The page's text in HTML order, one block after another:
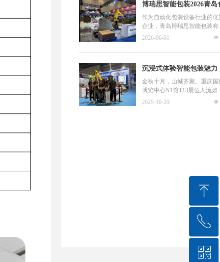
装方案亮相6馆A10展位。展
间，博瑞思展位上设备全程实
运行，以真实的生产状态向观
动化包装过程，吸引了大量专
行业客户的广泛关注。
博瑞思智能包装2026青岛
品包装机械展圆满收官，
自动纸箱包装方案获广泛
可
作为自动化包装设备行业的优
企业，青岛博瑞思智能包装有
公司携多款高效包装设备盛装
备性能成为展会上备受瞩目的
吸引了大量专业观众驻足交流
多款产品获得行业同仁与意向
户的高度认可，进一步彰显了
竞争力。
넶
2026-06-01
沉浸式体验智能包装魅力
——博瑞思重庆食机展圆
收官，客户点赞络绎不绝
金秋十月，山城齐聚。重庆国
博览中心N1馆T13展位人流如
织，博瑞思智能包装有限公司
众关注的焦点。这里不仅有精
넶
2025-10-20
ꁸ
回到顶部
ꂅ
18030528647
ꀥ